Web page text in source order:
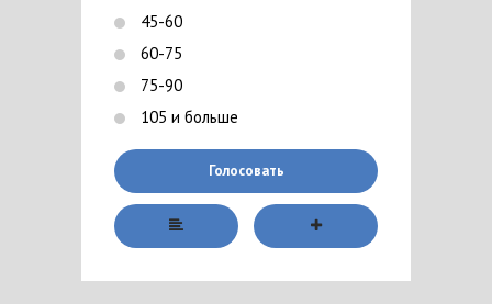
45-60
60-75
75-90
105 и больше
Голосовать